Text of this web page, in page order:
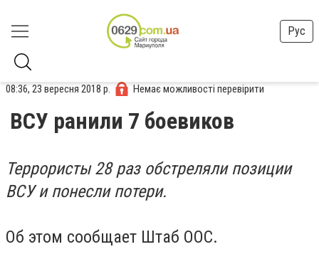
Рус
08:36, 23 вересня 2018 р. Немає можливості перевірити
ВСУ ранили 7 боевиков
Террористы 28 раз обстреляли позиции
ВСУ и понесли потери.
Об этом сообщает Штаб ООС.